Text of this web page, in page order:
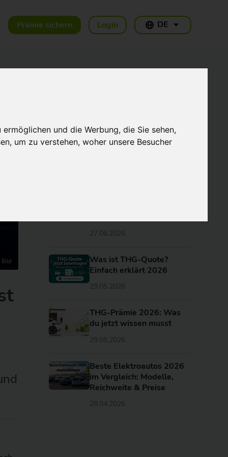
und die Werbung, die Sie sehen,
um zu verstehen, woher unsere Besucher
Prämie sichern Login DE
Bild
THG-Quote Unternehmen:
Wie Fuhrpark,
27.06.2026
Was ist THG-Quote?
Einfach erklärt 2026
29.05.2026
THG-Prämie 2026: Was
du jetzt wissen musst
29.05.2026
Beste Elektroautos 2026
im Vergleich: Modelle,
Reichweite & Preise
28.04.2026